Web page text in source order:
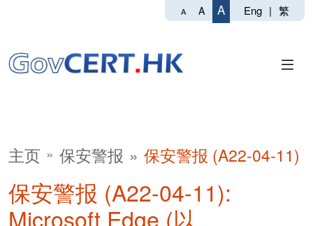
A A A Eng | 繁
主页 保安警报 保安警报 (A22-04-11)
保安警报 (A22-04-11):
Microsoft Edge (以